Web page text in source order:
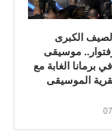
الكبرى
موسيقى
برمانا الغابة مع
الموسيقى